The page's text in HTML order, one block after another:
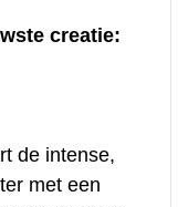
creatie:
de intense,
met een